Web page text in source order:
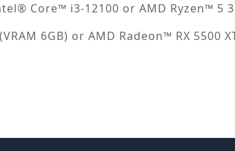
Core™ i3-12100 or AMD Ryzen™ 5
6GB) or AMD Radeon™ RX 5500